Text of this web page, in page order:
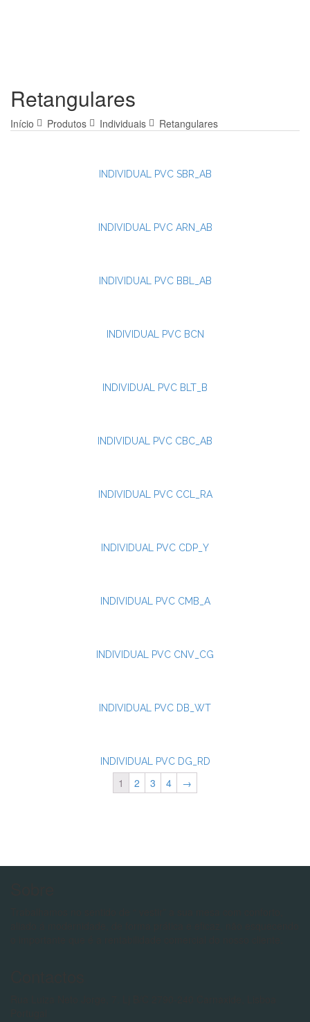
Retangulares
Início Produtos Individuais Retangulares
INDIVIDUAL PVC SBR_AB
INDIVIDUAL PVC ARN_AB
INDIVIDUAL PVC BBL_AB
INDIVIDUAL PVC BCN
INDIVIDUAL PVC BLT_B
INDIVIDUAL PVC CBC_AB
INDIVIDUAL PVC CCL_RA
INDIVIDUAL PVC CDP_Y
INDIVIDUAL PVC CMB_A
INDIVIDUAL PVC CNV_CG
INDIVIDUAL PVC DB_WT
INDIVIDUAL PVC DG_RD
1 2 3 4 →